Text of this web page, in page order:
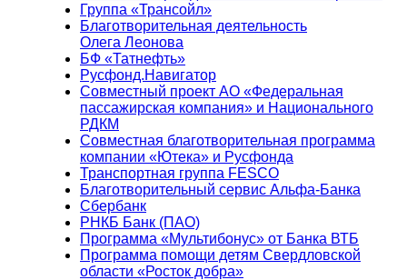
Группа «Трансойл»
Благотворительная деятельность
Олега Леонова
БФ «Татнефть»
Русфонд.Навигатор
Совместный проект АО «Федеральная
пассажирская компания» и Национального
РДКМ
Совместная благотворительная программа
компании «Ютека» и Русфонда
Транспортная группа FESCO
Благотворительный сервис Альфа-Банка
Сбербанк
РНКБ Банк (ПАО)
Программа «Мультибонус» от Банка ВТБ
Программа помощи детям Свердловской
области «Росток добра»